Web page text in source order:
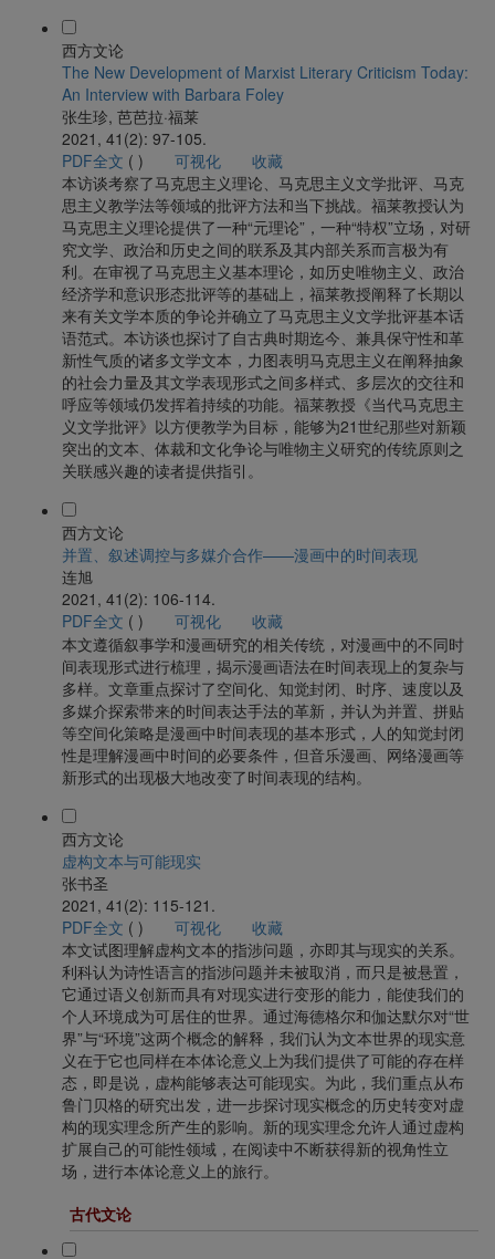
西方文论
The New Development of Marxist Literary Criticism Today:
An Interview with Barbara Foley
张生珍, 芭芭拉·福莱
2021, 41(2): 97-105.
PDF全文 ( ) 可视化
收藏
本访谈考察了马克思主义理论、马克思主义文学批评、马克
思主义教学法等领域的批评方法和当下挑战。福莱教授认为
马克思主义理论提供了一种“元理论”，一种“特权”立场，对研
究文学、政治和历史之间的联系及其内部关系而言极为有
利。在审视了马克思主义基本理论，如历史唯物主义、政治
经济学和意识形态批评等的基础上，福莱教授阐释了长期以
来有关文学本质的争论并确立了马克思主义文学批评基本话
语范式。本访谈也探讨了自古典时期迄今、兼具保守性和革
新性气质的诸多文学文本，力图表明马克思主义在阐释抽象
的社会力量及其文学表现形式之间多样式、多层次的交往和
呼应等领域仍发挥着持续的功能。福莱教授《当代马克思主
义文学批评》以方便教学为目标，能够为21世纪那些对新颖
突出的文本、体裁和文化争论与唯物主义研究的传统原则之
关联感兴趣的读者提供指引。
西方文论
并置、叙述调控与多媒介合作——漫画中的时间表现
连旭
2021, 41(2): 106-114.
PDF全文 ( ) 可视化
收藏
本文遵循叙事学和漫画研究的相关传统，对漫画中的不同时
间表现形式进行梳理，揭示漫画语法在时间表现上的复杂与
多样。文章重点探讨了空间化、知觉封闭、时序、速度以及
多媒介探索带来的时间表达手法的革新，并认为并置、拼贴
等空间化策略是漫画中时间表现的基本形式，人的知觉封闭
性是理解漫画中时间的必要条件，但音乐漫画、网络漫画等
新形式的出现极大地改变了时间表现的结构。
西方文论
虚构文本与可能现实
张书圣
2021, 41(2): 115-121.
PDF全文 ( ) 可视化
收藏
本文试图理解虚构文本的指涉问题，亦即其与现实的关系。
利科认为诗性语言的指涉问题并未被取消，而只是被悬置，
它通过语义创新而具有对现实进行变形的能力，能使我们的
个人环境成为可居住的世界。通过海德格尔和伽达默尔对“世
界”与“环境”这两个概念的解释，我们认为文本世界的现实意
义在于它也同样在本体论意义上为我们提供了可能的存在样
态，即是说，虚构能够表达可能现实。为此，我们重点从布
鲁门贝格的研究出发，进一步探讨现实概念的历史转变对虚
构的现实理念所产生的影响。新的现实理念允许人通过虚构
扩展自己的可能性领域，在阅读中不断获得新的视角性立
场，进行本体论意义上的旅行。
古代文论